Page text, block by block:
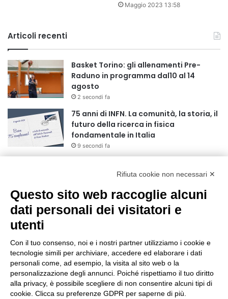
Maggio 2023 13:58
Articoli recenti
Basket Torino: gli allenamenti Pre-
Raduno in programma dal10 al 14
agosto
2 secondi fa
75 anni di INFN. La comunità, la storia, il
futuro della ricerca in fisica
fondamentale in Italia
9 secondi fa
nel pieno della stagione turistica
Grande partecipazione alla Festa della
15 ore fa
Pininfarina, Davide Loris Amantea è il
nuovo Chief Creative Officer
1 giorno fa
Rifiuta cookie non necessari ✕
Questo sito web raccoglie alcuni
dati personali dei visitatori e
utenti
Con il tuo consenso, noi e i nostri partner utilizziamo i cookie e
tecnologie simili per archiviare, accedere ed elaborare i dati
personali come, ad esempio, la visita al sito web o la
personalizzazione degli annunci. Poiché rispettiamo il tuo diritto
alla privacy, è possibile scegliere di non consentire alcuni tipi di
cookie. Clicca su preferenze GDPR per saperne di più.